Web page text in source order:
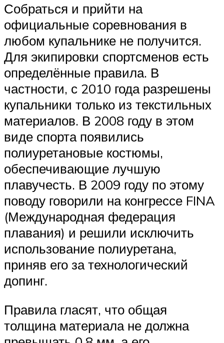
Собраться и прийти на
официальные соревнования в
любом купальнике не получится.
Для экипировки спортсменов есть
определённые правила. В
частности, с 2010 года разрешены
купальники только из текстильных
материалов. В 2008 году в этом
виде спорта появились
полиуретановые костюмы,
обеспечивающие лучшую
плавучесть. В 2009 году по этому
поводу говорили на конгрессе FINA
(Международная федерация
плавания) и решили исключить
использование полиуретана,
приняв его за технологический
допинг.
Правила гласят, что общая
толщина материала не должна